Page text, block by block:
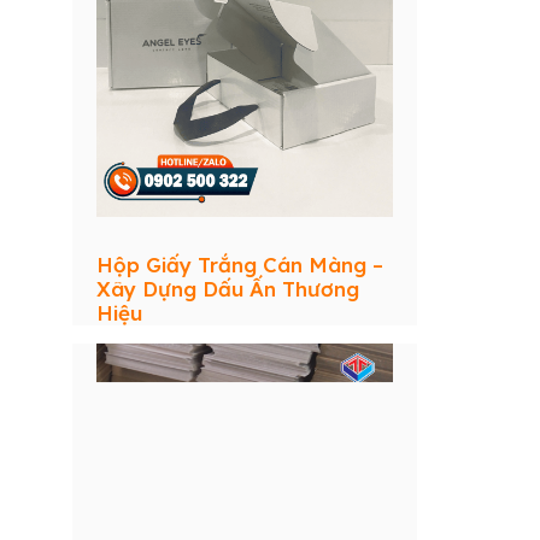
Hộp Giấy Trắng Cán Màng –
Xây Dựng Dấu Ấn Thương
Hiệu